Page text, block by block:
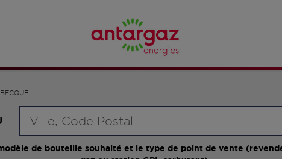
de bouteille souhaité et le type de point de vente